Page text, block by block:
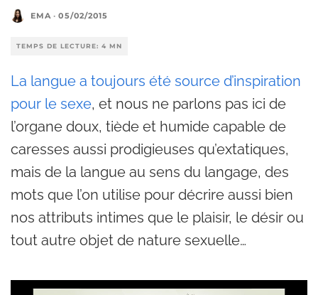
EMA · 05/02/2015
TEMPS DE LECTURE: 4 MN
La langue a toujours été source d’inspiration
pour le sexe, et nous ne parlons pas ici de
l’organe doux, tiède et humide capable de
caresses aussi prodigieuses qu’extatiques,
mais de la langue au sens du langage, des
mots que l’on utilise pour décrire aussi bien
nos attributs intimes que le plaisir, le désir ou
tout autre objet de nature sexuelle…